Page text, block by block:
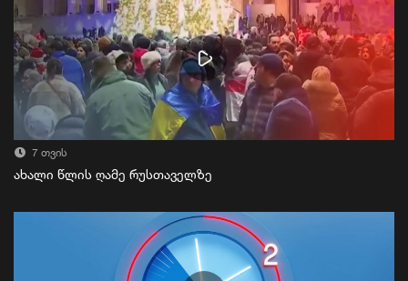
7 თვის
ახალი წლის ღამე რუსთაველზე